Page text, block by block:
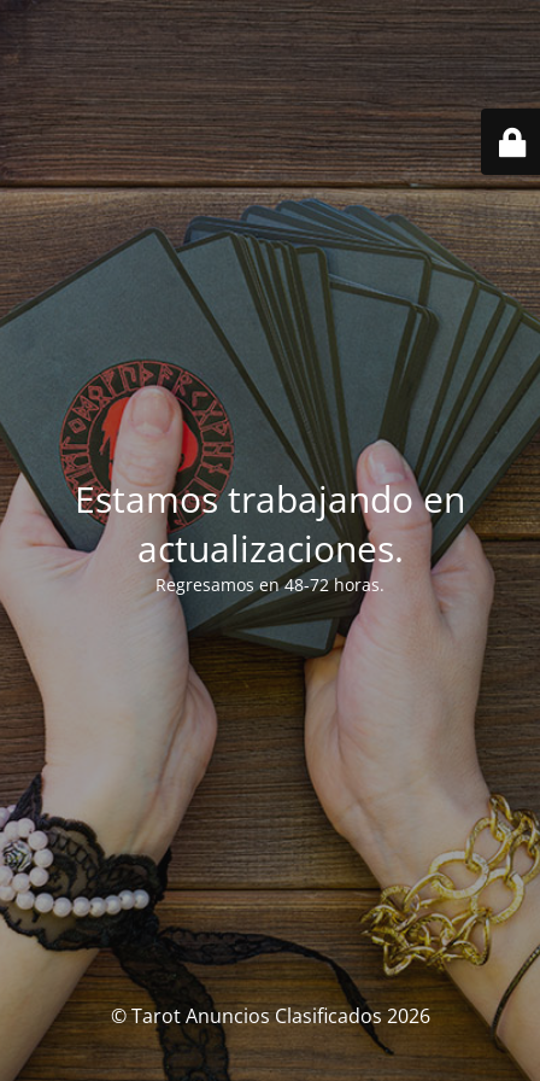
Estamos trabajando en
actualizaciones.
Regresamos en 48-72 horas.
© Tarot Anuncios Clasificados 2026